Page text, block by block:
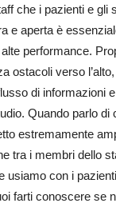
che i pazienti e gli
e aperta è
performance.
ostacoli verso
di informazioni
Quando parlo di
estremamente
tra i membri dello
usiamo con i
farti conoscere se